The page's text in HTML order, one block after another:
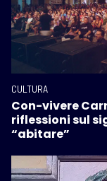
CULTURA
Con-vivere
riflessioni sul
“abitare”